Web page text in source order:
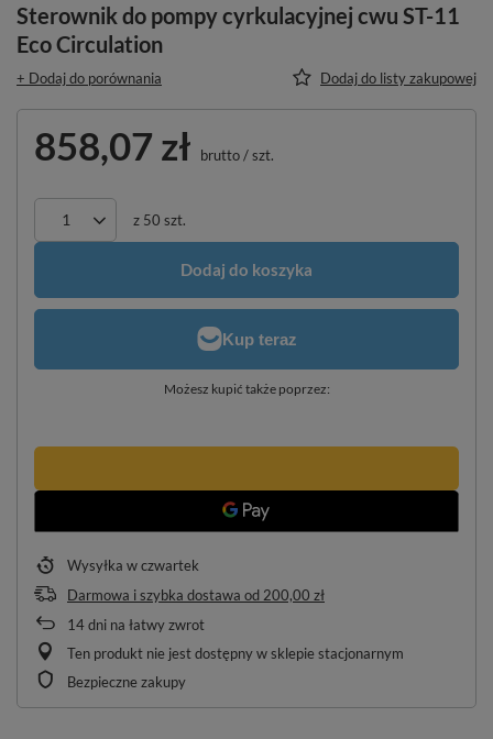
Sterownik do pompy cyrkulacyjnej cwu ST-11
Eco Circulation
+ Dodaj do porównania Dodaj do listy zakupowej
858,07 zł brutto/szt.
z 50 szt.
Dodaj do koszyka
Możesz kupić także poprzez:
Wysyłka w czwartek
Darmowa i szybka dostawa od 200,00 zł
14dni na łatwy zwrot
Ten produkt nie jest dostępny w sklepie stacjonarnym
Bezpieczne zakupy